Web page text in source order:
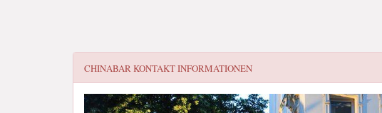
CHINABARKONTAKT INFORMATIONEN